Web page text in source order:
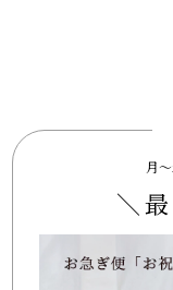
月
＼